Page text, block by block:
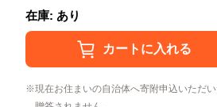
在庫: あり
現在お住まいの自治体へ寄附申込いただ